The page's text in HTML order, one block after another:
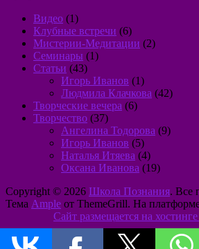
Видео (1)
Клубные встречи (6)
Мистерии-Медитации (2)
Семинары (1)
Статьи (43)
Игорь Иванов (1)
Людмила Клачкова (42)
Творческие вечера (6)
Творчество (37)
Ангелина Тодорова (9)
Игорь Иванов (5)
Наталья Итяева (4)
Оксана Иванова (19)
Copyright © 2026 Школа Познания. Все
Тема Ample от ThemeGrill. На
Сайт размещается на